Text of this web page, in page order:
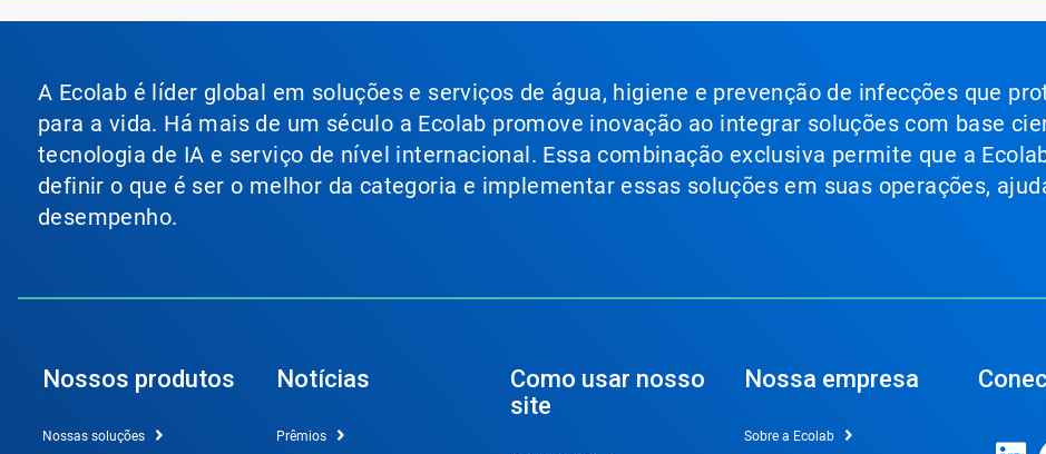
A Ecolab é líder global em soluções e serviços de água, higiene e prevenção de infecções que
para a vida. Há mais de um século a Ecolab promove inovação ao integrar soluções com base
tecnologia de IA e serviço de nível internacional. Essa combinação exclusiva permite que a
definir o que é ser o melhor da categoria e implementar essas soluções em suas operações,
desempenho.
Nossos produtos
Nossas soluções
Notícias
Prêmios
Como usar nosso
site
Nossa empresa
Sobre a Ecolab